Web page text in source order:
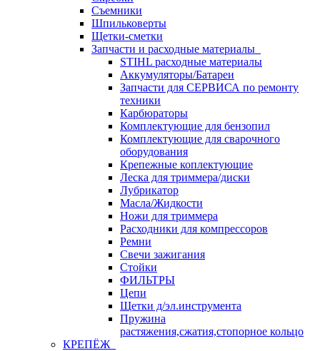
Съемники
Шпильковерты
Щетки-сметки
Запчасти и расходные материалы
STIHL расходные материалы
Аккумуляторы/Батареи
Запчасти для СЕРВИСА по ремонту
техники
Карбюраторы
Комплектующие для бензопил
Комплектующие для сварочного
оборудования
Крепежные коплектующие
Леска для триммера/диски
Лубрикатор
Масла/Жидкости
Ножи для триммера
Расходники для компрессоров
Ремни
Свечи зажигания
Стойки
ФИЛЬТРЫ
Цепи
Щетки д/эл.инструмента
Пружина
растяжения,сжатия,стопорное кольцо
КРЕПЁЖ